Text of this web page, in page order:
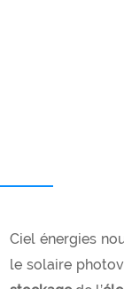
Ciel énergies
le solaire